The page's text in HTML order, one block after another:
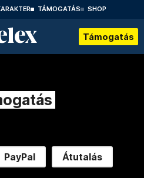
TÁMOGATÁS SHOP
Támogatás
PayPal Átutalás